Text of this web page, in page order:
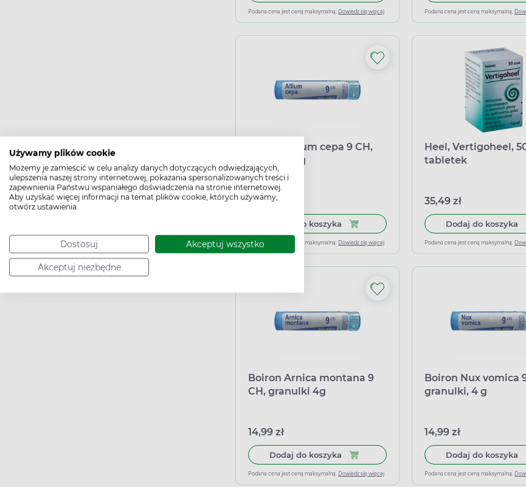
Używamy plików cookie
Możemy je zamieścić w celu analizy danych dotyczących odwiedzających,
ulepszenia naszej strony internetowej, pokazania spersonalizowanych treści i
zapewnienia Państwu wspaniałego doświadczenia na stronie internetowej.
Aby uzyskać więcej informacji na temat plików cookie, których używamy,
otwórz ustawienia.
Dostosuj Akceptuj wszystko
Akceptuj niezbędne
Podana cena jest ceną maksymalną. Dowiedz się więcej Podana cena jest ceną maksymalną.
Boiron Allium cepa 9 CH,
granulki 4g
14,99 zł
Dodaj do koszyka Dodaj do koszyka Boiron Allium cepa 9 CH,
Podana cena jest ceną maksymalną. Dowiedz się więcej
Heel, Vertigoheel,
tabletek
35,49 zł
Dodaj do koszyka
Podana cena jest ceną maksymalną.
Boiron Arnica montana 9
CH, granulki 4g
14,99 zł
Dodaj do koszyka Dodaj do koszyka Boiron Arnica montana 9
Podana cena jest ceną maksymalną. Dowiedz się więcej
Boiron Nux vomica
granulki, 4 g
14,99 zł
Dodaj do koszyka
Podana cena jest ceną maksymalną.